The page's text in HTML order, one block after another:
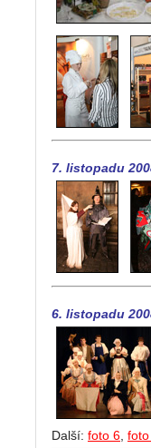
7. listopadu
6. listopadu
Další: foto 6